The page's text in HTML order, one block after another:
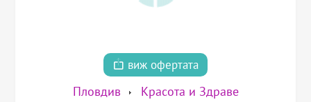
виж офертата
Пловдив Красота и Здраве